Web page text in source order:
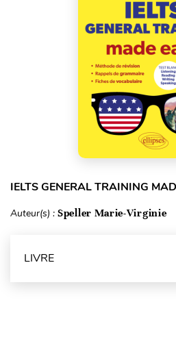
IELTS GENERAL TRAINING
Auteur(s) : Speller Marie-Virginie
LIVRE